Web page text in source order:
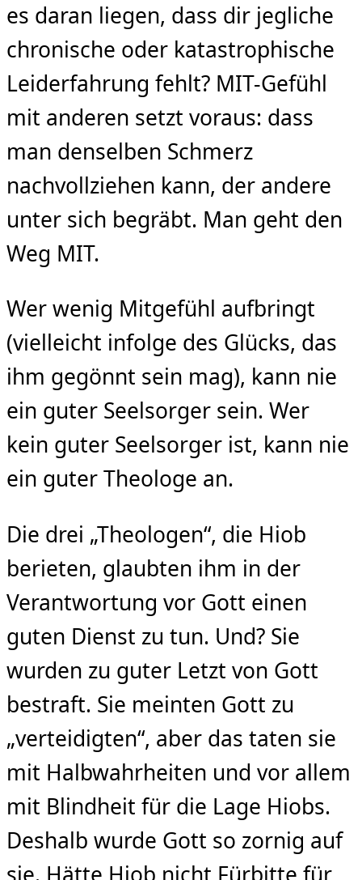
es daran liegen, dass dir jegliche
chronische oder katastrophische
Leiderfahrung fehlt? MIT-Gefühl
mit anderen setzt voraus: dass
man denselben Schmerz
nachvollziehen kann, der andere
unter sich begräbt. Man geht den
Weg MIT.
Wer wenig Mitgefühl aufbringt
(vielleicht infolge des Glücks, das
ihm gegönnt sein mag), kann nie
ein guter Seelsorger sein. Wer
kein guter Seelsorger ist, kann nie
ein guter Theologe an.
Die drei „Theologen“, die Hiob
berieten, glaubten ihm in der
Verantwortung vor Gott einen
guten Dienst zu tun. Und? Sie
wurden zu guter Letzt von Gott
bestraft. Sie meinten Gott zu
„verteidigten“, aber das taten sie
mit Halbwahrheiten und vor allem
mit Blindheit für die Lage Hiobs.
Deshalb wurde Gott so zornig auf